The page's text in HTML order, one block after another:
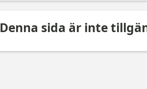
Denna sida är inte